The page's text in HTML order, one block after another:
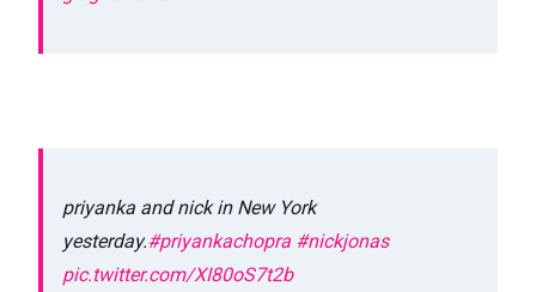
priyanka and nick in New York
yesterday.#priyankachopra #nickjonas
pic.twitter.com/XI80oS7t2b